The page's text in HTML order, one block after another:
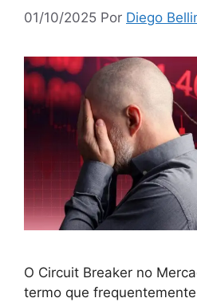
01/10/2025 Por Diego
O Circuit Breaker no
termo que